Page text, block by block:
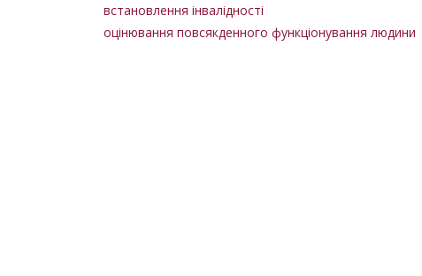
встановлення інвалідності
оцінювання повсякденного функціонування людини